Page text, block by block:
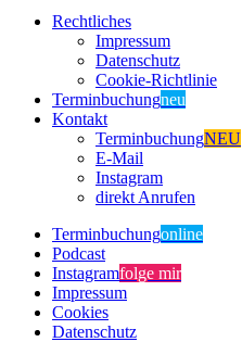
Rechtliches
Impressum
Datenschutz
Cookie-Richtlinie
Terminbuchungneu
Kontakt
TerminbuchungNEU
E-Mail
Instagram
direkt Anrufen
Terminbuchungonline
Podcast
Instagramfolge mir
Impressum
Cookies
Datenschutz